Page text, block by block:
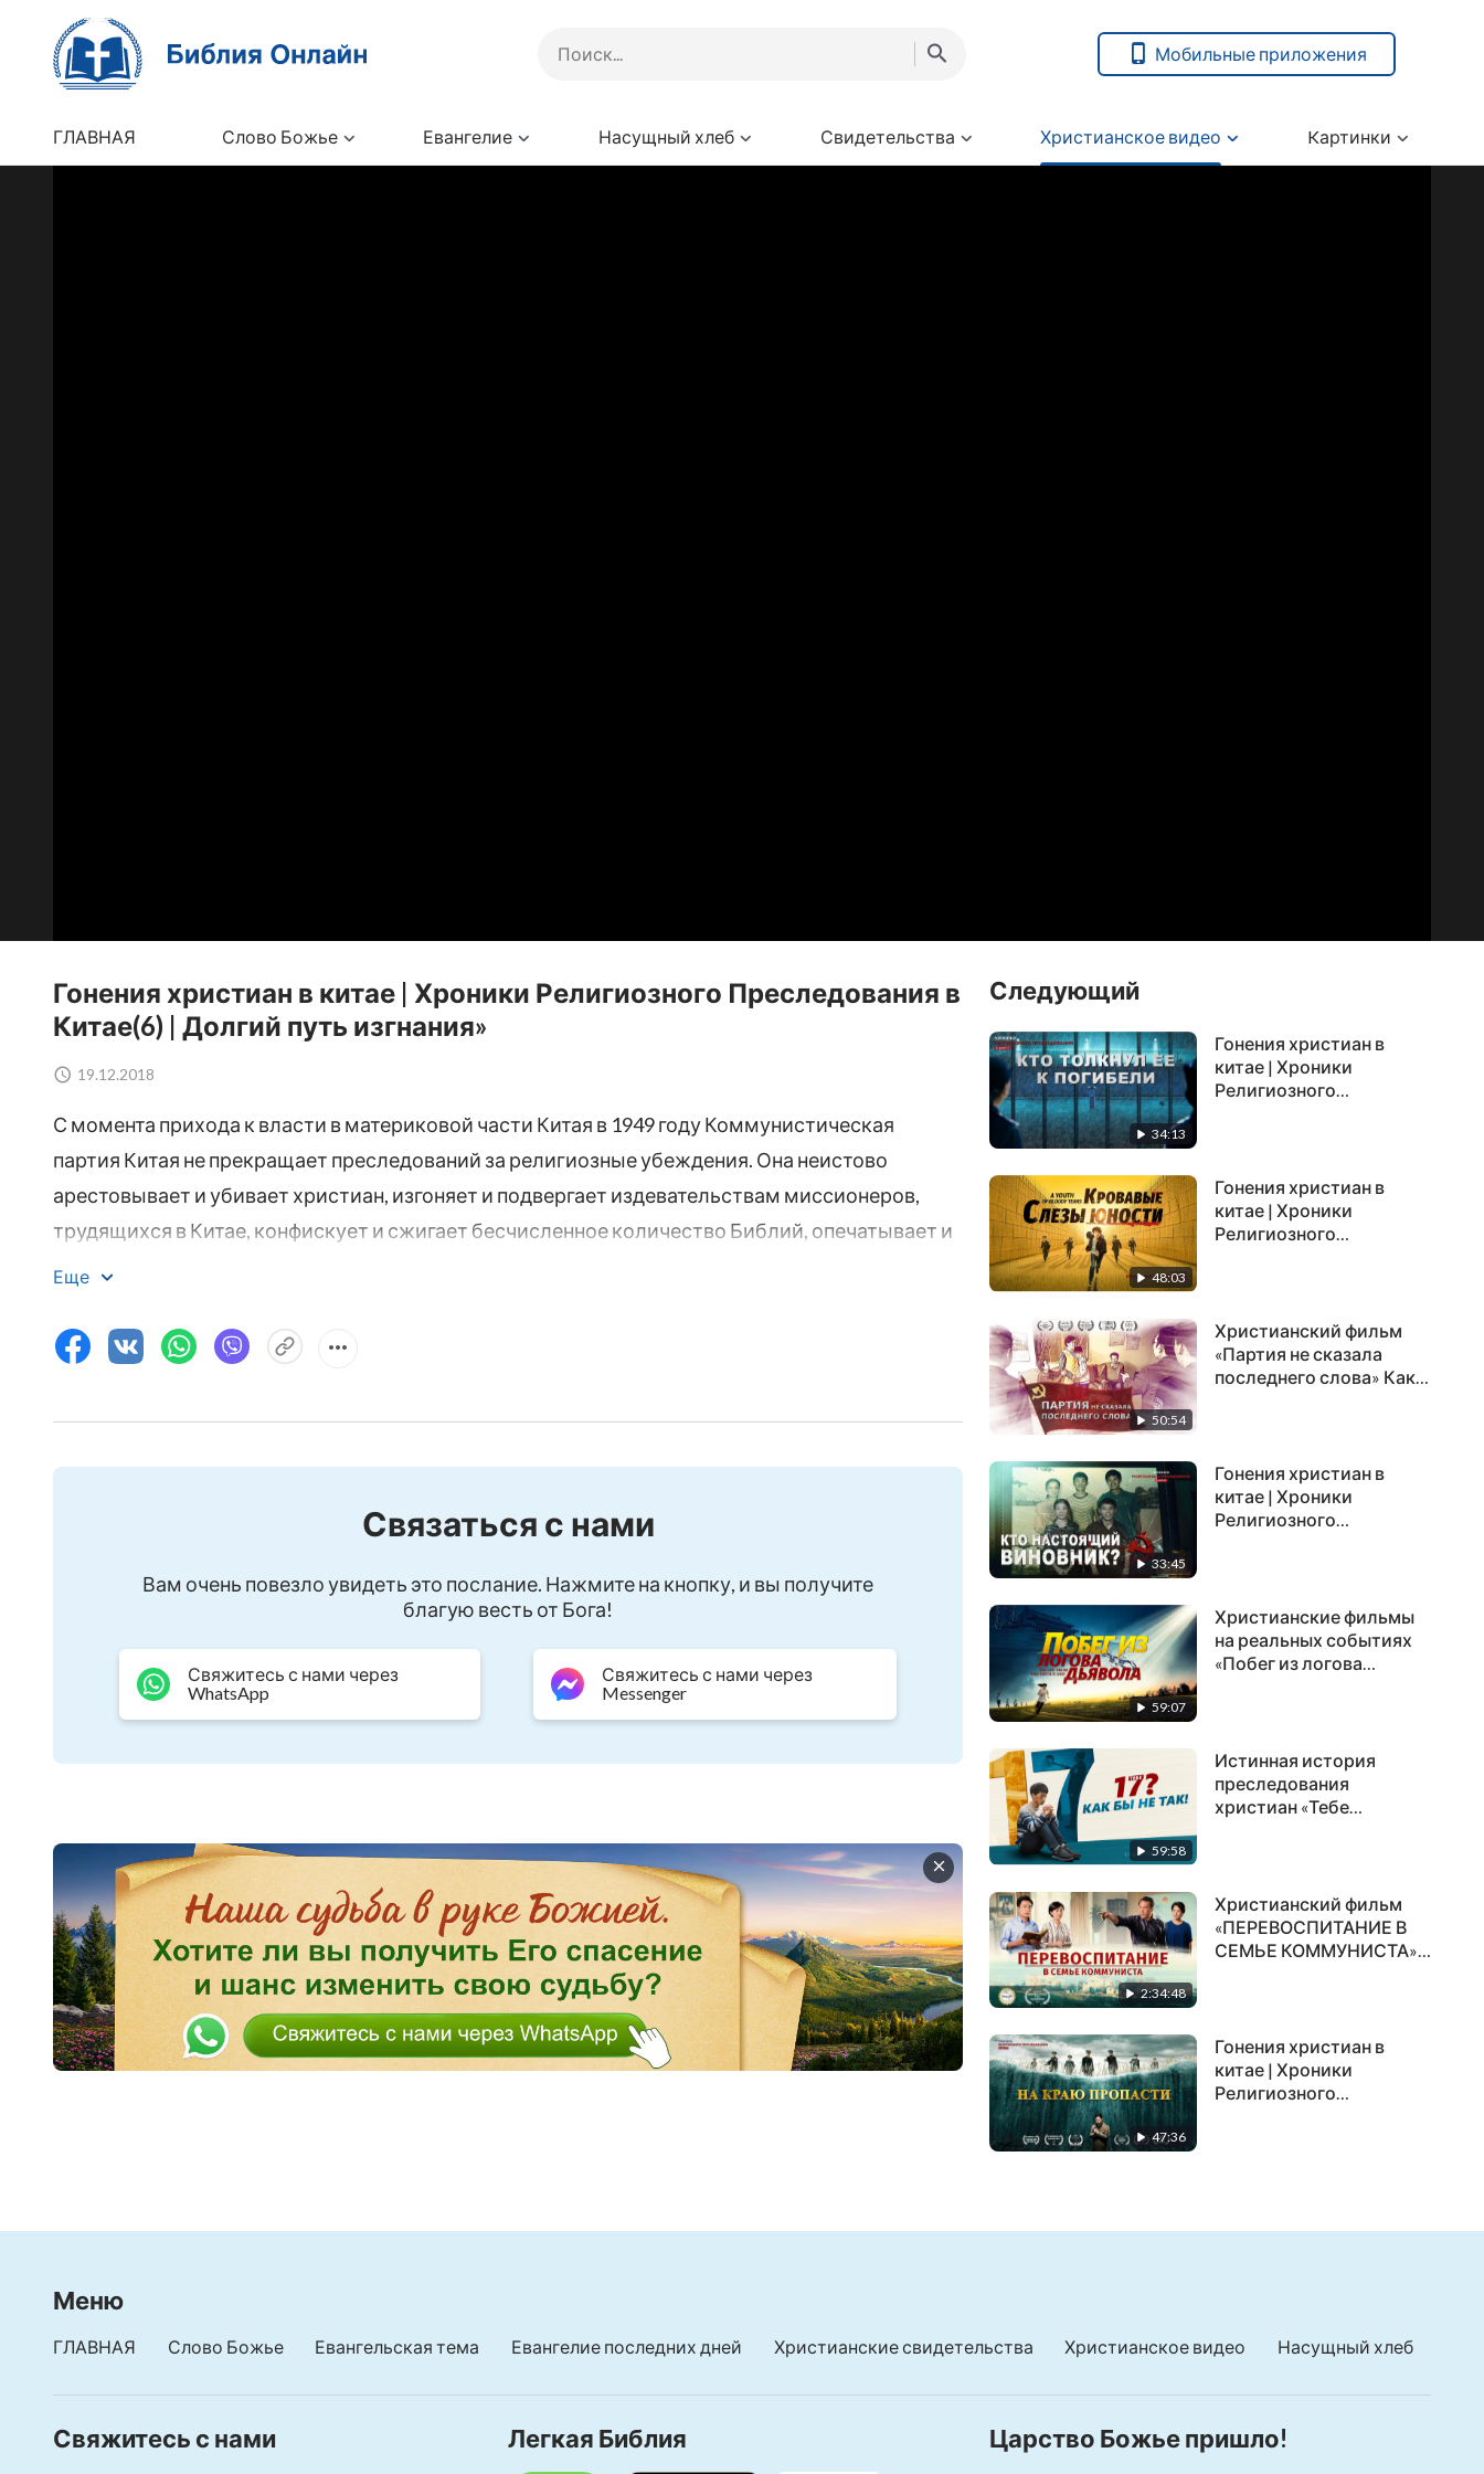
Мобильные приложения
ГЛАВНАЯ Слово Божье Евангелие Насущный хлеб Свидетельства Христианское видео Kартинки
Гонения христиан в китае | Хроники Религиозного Преследования в
Китае(6) | Долгий путь изгнания»
19.12.2018
С момента прихода к власти в материковой части Китая в 1949 году Коммунистическая
партия Китая не прекращает преследований за религиозные убеждения. Она неистово
арестовывает и убивает христиан, изгоняет и подвергает издевательствам миссионеров,
трудящихся в Китае, конфискует и сжигает бесчисленное количество Библий, опечатывает и
разрушает здания церквей и безуспешно пытается искоренить все домашние церкви... Этот
подвергшегося гонениям Коммунистической партии Китая. У Яна Цзинъэня была счастливая
семья и комфортная жизнь, но после того как он с супругой уверовали в Бога и начали
приезжал, он везде терпел гонения и постоянно подвергался серьезным опасностям,
переживая один кризис за другим…
Гонения христиан в китае | Хроники Религиозного Преследования в Китае(5) | «На краю
пропасти»
Еще
Связаться с нами
Вам очень повезло увидеть это послание. Нажмите на кнопку, и вы получите
благую весть от Бога!
Свяжитесь с нами через
WhatsApp
Свяжитесь с нами через
Messenger
Следующий
34:13
Гонения христиан в
китае | Хроники
Религиозного
48:03
Гонения христиан в
китае | Хроники
Религиозного
50:54
Христианский фильм
«Партия не сказала
последнего слова» Как
33:45
Гонения христиан в
китае | Хроники
Религиозного
59:07
Христианские фильмы
на реальных событиях
«Побег из логова
59:58
Истинная история
преследования
христиан «Тебе
2:34:48
Христианский фильм
«ПЕРЕВОСПИТАНИЕ В
СЕМЬЕ КОММУНИСТА»
47:36
Гонения христиан в
китае | Хроники
Религиозного
Меню
ГЛАВНАЯ Слово Божье Евангельская тема Евангелие последних дней Христианские свидетельства Христианское видео Насущный хлеб
Свяжитесь с нами Легкая Библия Царство Божье пришло!